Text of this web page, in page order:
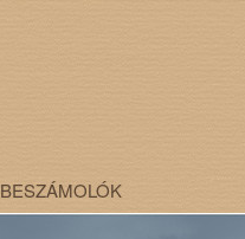
BESZÁMOLÓK